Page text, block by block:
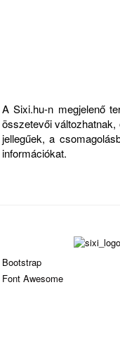
A Sixi.hu-n megjelenő
összetevői
jellegűek, a
információkat.
Bootstrap
Font Awesome